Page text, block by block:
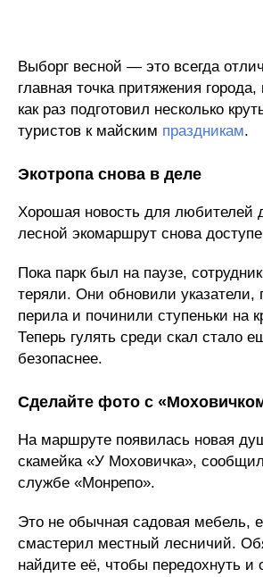
Выборг весной — это всегда
главная точка притяжения
как раз подготовил несколько
туристов к майским праздникам.
Экотропа снова в деле
Хорошая новость для любителей
лесной экомаршрут снова
Пока парк был на паузе,
теряли. Они обновили указатели,
перила и починили ступеньки на
Теперь гулять среди скал стало
безопаснее.
Сделайте фото с
На маршруте появилась новая
скамейка «У Моховичка»,
службе «Монрепо».
Это не обычная садовая мебель,
смастерил местный лесничий.
найдите её, чтобы передохнуть и